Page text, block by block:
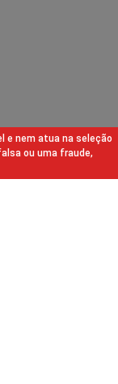
e nem atua na seleção
ou uma fraude,